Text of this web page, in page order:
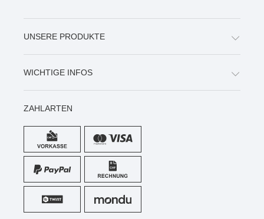
UNSERE PRODUKTE
WICHTIGE INFOS
ZAHLARTEN